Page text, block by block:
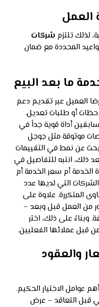
لذلك تلتزم شركات
المحددة مع ضمان
العميل عبر تقديم دعم
أو طلبات تعديل.
أداة قوية جداً في
موثوقة مثل جوجل
عن نمط في التقييمات
انتبه للتفاصيل في
الخدمة أم سعر الخدمة أم
التي لديها عدد
المتكررة. علاوة على
من العمل قبل وبعد –
وبناءً على ذلك، اختر
قبل عملائها الفعليين.
والعقود
عوامل الاختيار الحكيم.
قبل التعاقد – عرض